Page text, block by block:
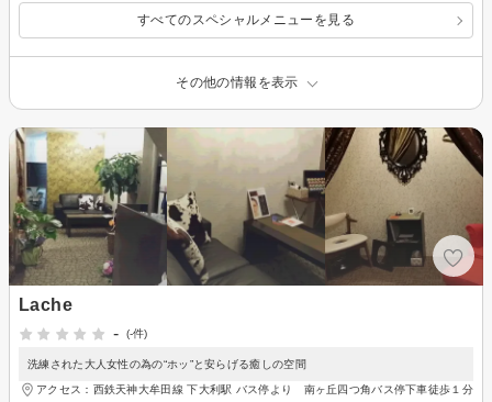
すべてのスペシャルメニューを見る
その他の情報を表示
Lache
-
(-件)
洗練された大人女性の為の“ホッ”と安らげる癒しの空間
アクセス：西鉄天神大牟田線 下大利駅 バス停より 南ヶ丘四つ角バス停下車徒歩１分